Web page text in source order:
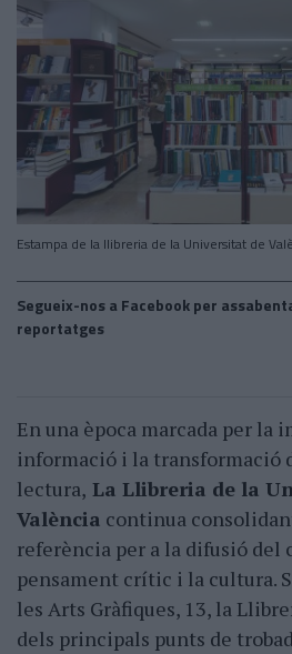
Estampa de la llibreria de la Universitat de
Segueix-nos a Facebook per
reportatges
En una època marcada per la
informació i la transformació
lectura, La Llibreria de la
València continua
referència per a la difusió del
pensament crític i la cultura.
les Arts Gràfiques, 13, la
dels principals punts de